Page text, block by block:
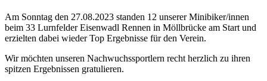
Am Sonntag den 27.08.2023 standen 12 unserer Minibiker/innen
beim 33 Lurnfelder Eisenwadl Rennen in Möllbrücke am Start und
erzielten dabei wieder Top Ergebnisse für den Verein.
Wir möchten unseren Nachwuchssportlern recht herzlich zu ihren
spitzen Ergebnissen gratulieren.